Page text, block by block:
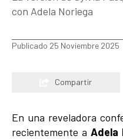
con Adela Noriega
Publicado 25 Noviembre 2025
Compartir
En una reveladora
recientemente a Adela